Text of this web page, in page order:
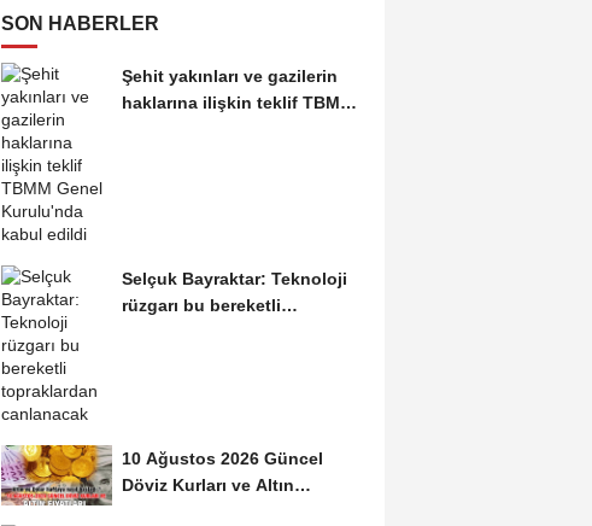
SON HABERLER
Şehit yakınları ve gazilerin
haklarına ilişkin teklif TBMM
Selçuk Bayraktar: Teknoloji
rüzgarı bu bereketli
10 Ağustos 2026 Güncel
Döviz Kurları ve Altın